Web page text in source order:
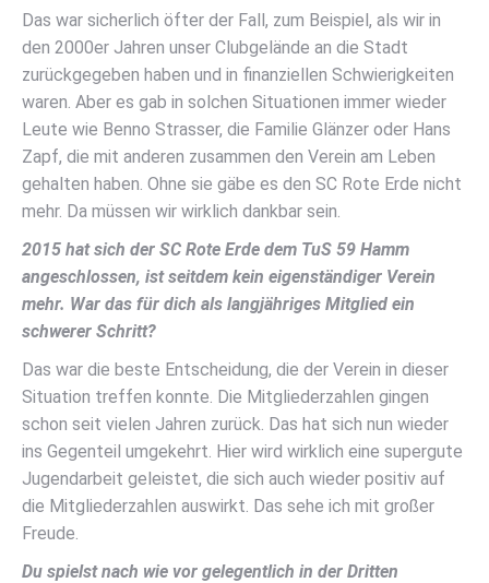
Das war sicherlich öfter der Fall, zum Beispiel, als wir in
den 2000er Jahren unser Clubgelände an die Stadt
zurückgegeben haben und in finanziellen Schwierigkeiten
waren. Aber es gab in solchen Situationen immer wieder
Leute wie Benno Strasser, die Familie Glänzer oder Hans
Zapf, die mit anderen zusammen den Verein am Leben
gehalten haben. Ohne sie gäbe es den SC Rote Erde nicht
mehr. Da müssen wir wirklich dankbar sein.
2015 hat sich der SC Rote Erde dem TuS 59 Hamm
angeschlossen, ist seitdem kein eigenständiger Verein
mehr. War das für dich als langjähriges Mitglied ein
schwerer Schritt?
Das war die beste Entscheidung, die der Verein in dieser
Situation treffen konnte. Die Mitgliederzahlen gingen
schon seit vielen Jahren zurück. Das hat sich nun wieder
ins Gegenteil umgekehrt. Hier wird wirklich eine supergute
Jugendarbeit geleistet, die sich auch wieder positiv auf
die Mitgliederzahlen auswirkt. Das sehe ich mit großer
Freude.
Du spielst nach wie vor gelegentlich in der Dritten